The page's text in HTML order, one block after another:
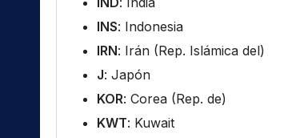
INS: Indonesia
IRN: Irán (Rep. Islámica del)
J: Japón
KOR: Corea (Rep. de)
KWT: Kuwait